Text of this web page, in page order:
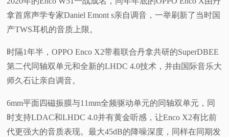
拿首席声学专家Daniel Emont s亲自调音，一举刷新了当时国
产TWS耳机的音质上限。
时隔1年半，OPPO Enco X2带着联合丹拿共研的SuperDBEE
第二代同轴双单元和全新的LHDC 4.0技术，并由国际音乐大
师久石让亲自调音。
6mm平面四磁振膜与11mm全频驱动单元的同轴双单元，同
时支持LDAC和LHDC 4.0并有黄金听感，让Enco X2有比前
代更强大的音质表现。最大45dB的降噪深度，同样在同期发